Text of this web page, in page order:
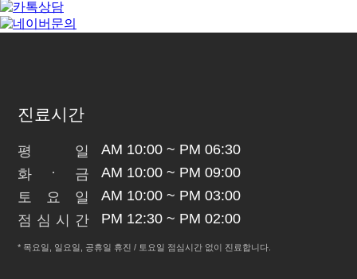
진료시간
평 일
AM 10:00 ~ PM 06:30
화
· 금
AM 10:00 ~ PM 09:00
토
요 일
AM 10:00 ~ PM 03:00
점 심 시 간 PM 12:30 ~ PM 02:00
* 목요일, 일요일, 공휴일 휴진 / 토요일 점심시간 없이 진료합니다.